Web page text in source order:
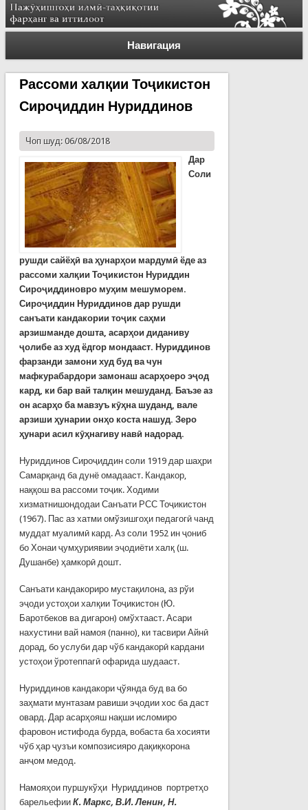
Навигация
Рассоми халқии Тоҷикистон
Сироҷиддин Нуриддинов
Чоп шуд: 06/08/2018
Дар
Соли
рушди сайёҳӣ ва ҳунарҳои мардумӣ ёде аз
рассоми халқии Тоҷикистон Нуриддин
Сироҷиддиновро муҳим мешуморем.
Сироҷиддин Нуриддинов дар рушди
санъати кандакории тоҷик саҳми
арзишманде дошта, асарҳои диданиву
ҷолибе аз худ ёдгор мондааст. Нуриддинов
фарзанди замони худ буд ва чун
мафкурабардори замонаш асарҳоеро эҷод
кард, ки бар вай талқин мешуданд. Баъзе аз
он асарҳо ба мавзуъ кӯҳна шуданд, вале
арзиши ҳунарии онҳо коста нашуд. Зеро
ҳунари асил кӯҳнагиву навӣ надорад.
Нуриддинов Сироҷиддин соли 1919 дар шаҳри
Самарқанд ба дунё омадааст. Кандакор,
наққош ва рассоми тоҷик. Ходими
хизматнишондодаи Санъати РСС Тоҷикистон
(1967). Пас аз хатми омўзишгоҳи педагогӣ чанд
муддат муалимӣ кард. Аз соли 1952 ин ҷониб
бо Хонаи ҷумҳуриявии эҷодиёти халқ (ш.
Душанбе) ҳамкорӣ дошт.
Санъати кандакориро мустақилона, аз рўи
эҷоди устоҳои халқии Тоҷикистон (Ю.
Баротбеков ва дигарон) омўхтааст. Асари
нахустини вай намоя (панно), ки тасвири Айнӣ
дорад, бо услуби дар чўб кандакорӣ кардани
устоҳои ўротеппагӣ офарида шудааст.
Нуриддинов кандакори ҷўянда буд ва бо
заҳмати мунтазам равиши эҷодии хос ба даст
овард. Дар асарҳояш нақши исломиро
фаровон истифода бурда, вобаста ба хосияти
чўб ҳар ҷузъи композисияро дақиқкорона
анҷом медод.
Намояҳои пуршукўҳи Нуриддинов портретҳо
барельефии К. Маркс, В.И. Ленин, Н.